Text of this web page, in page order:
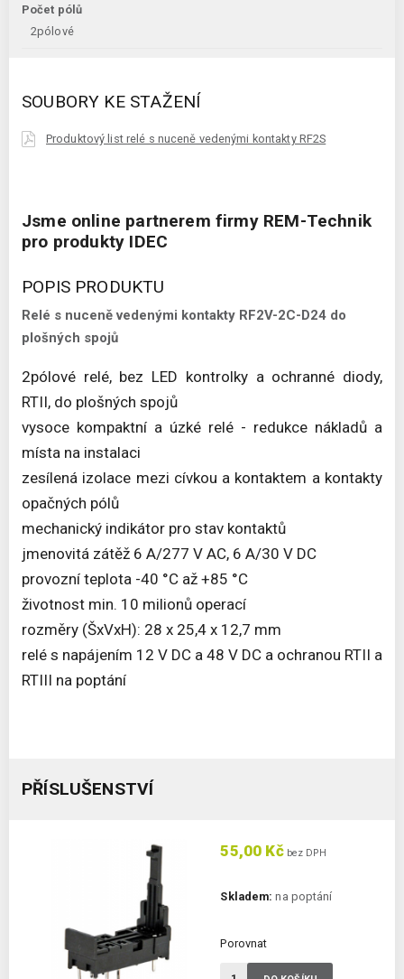
Počet pólů
2pólové
SOUBORY KE STAŽENÍ
Produktový list relé s nuceně vedenými kontakty RF2S
Jsme online partnerem firmy REM-Technik
pro produkty IDEC
POPIS PRODUKTU
Relé s nuceně vedenými kontakty RF2V-2C-D24 do
plošných spojů
2pólové relé, bez LED kontrolky a ochranné diody,
RTII, do plošných spojů
vysoce kompaktní a úzké relé - redukce nákladů a
místa na instalaci
zesílená izolace mezi cívkou a kontaktem a kontakty
opačných pólů
mechanický indikátor pro stav kontaktů
jmenovitá zátěž 6 A/277 V AC, 6 A/30 V DC
provozní teplota -40 °C až +85 °C
životnost min. 10 milionů operací
rozměry (ŠxVxH): 28 x 25,4 x 12,7 mm
relé s napájením 12 V DC a 48 V DC a ochranou RTII a
RTIII na poptání
PŘÍSLUŠENSTVÍ
55,00 Kčbez DPH
Skladem: na poptání
Porovnat